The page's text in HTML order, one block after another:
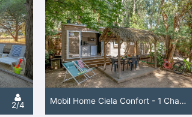
2/4 Mobil Home Ciela Confort - 1 Chambre